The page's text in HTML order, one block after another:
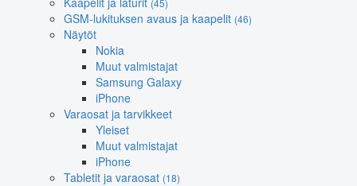
(45)
GSM-lukituksen avaus ja kaapelit (46)
Näytöt
Nokia
Muut valmistajat
Samsung Galaxy
iPhone
Varaosat ja tarvikkeet
Yleiset
Muut valmistajat
iPhone
Tabletit ja varaosat (18)